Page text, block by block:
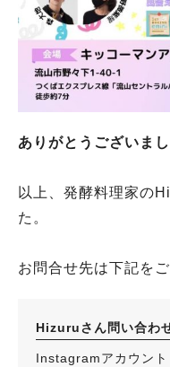
ありがとうございまし
以上、発酵料理家の
た。
お問合せ先は下記を
Hizuruさん問い合わ
Instagramアカウン